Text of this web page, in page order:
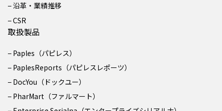
沿革・業績推移
CSR
取扱製品
Paples（パピレス）
PaplesReports（パピレスレポーツ）
DocYou（ドックユー）
PharMart（ファルマート）